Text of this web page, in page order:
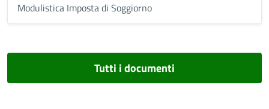
Modulistica Imposta di Soggiorno
Tutti i documenti